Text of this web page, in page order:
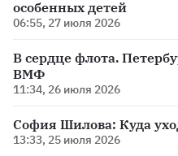
особенных детей
06:55, 27 июля 2026
В сердце флота.
ВМФ
11:34, 26 июля 2026
София Шилова: Куда
13:33, 25 июля 2026